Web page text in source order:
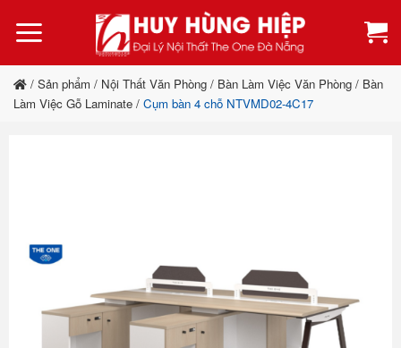
qua
dung
/ Sản phẩm / Nội Thất Văn Phòng / Bàn Làm Việc Văn Phòng / Bàn
Làm Việc Gỗ Laminate / Cụm bàn 4 chỗ NTVMD02-4C17